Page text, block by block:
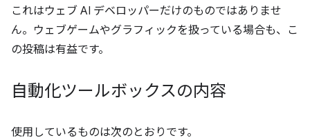
これはウェブ AI デベロッパーだけのものではありませ
ん。ウェブゲームやグラフィックを扱っている場合も、こ
の投稿は有益です。
自動化ツールボックスの内容
使用しているものは次のとおりです。